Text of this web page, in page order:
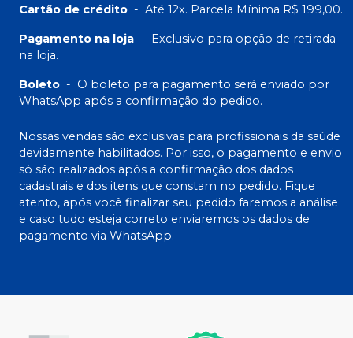
Cartão de crédito - Até 12x. Parcela Mínima R$ 199,00.
Pagamento na loja - Exclusivo para opção de retirada
na loja.
Boleto - O boleto para pagamento será enviado por
WhatsApp após a confirmação do pedido.
Nossas vendas são exclusivas para profissionais da saúde
devidamente habilitados. Por isso, o pagamento e envio
só são realizados após a confirmação dos dados
cadastrais e dos itens que constam no pedido. Fique
atento, após você finalizar seu pedido faremos a análise
e caso tudo esteja correto enviaremos os dados de
pagamento via WhatsApp.